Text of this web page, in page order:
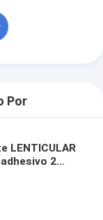
Por
LENTICULAR
2